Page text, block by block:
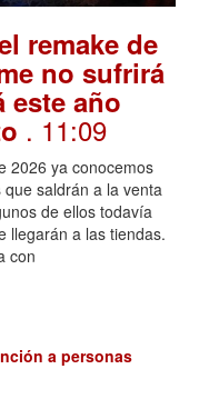
remake de
no sufrirá
este año
. 11:09
2026 ya conocemos
saldrán a la venta
de ellos todavía
llegarán a las tiendas.
con
a personas